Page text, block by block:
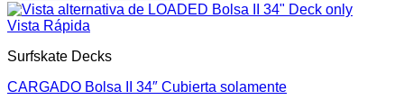
Vista Rápida
Surfskate Decks
CARGADO Bolsa II 34″ Cubierta solamente